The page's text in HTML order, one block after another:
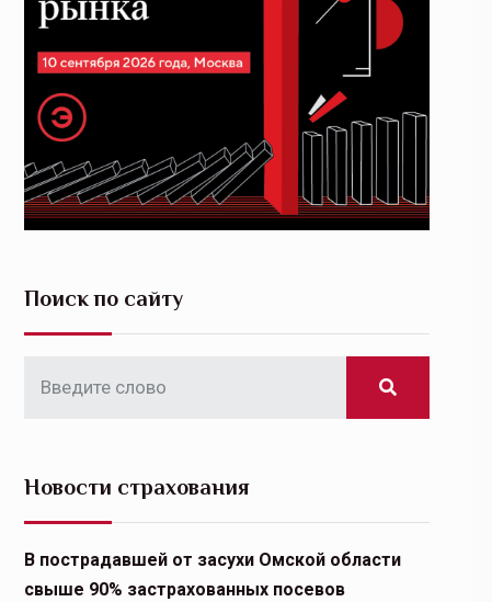
Поиск по сайту
Новости страхования
В пострадавшей от засухи Омской области
свыше 90% застрахованных посевов